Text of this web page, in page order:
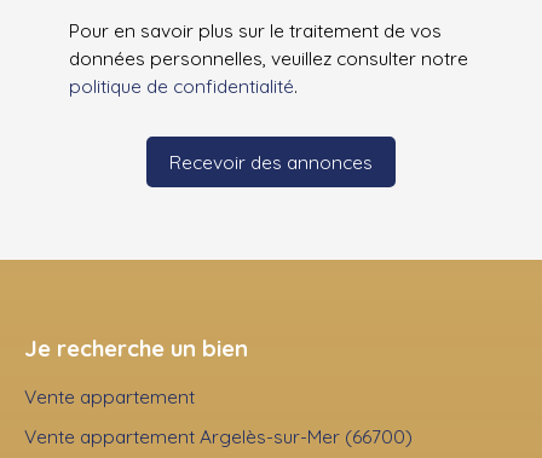
Pour en savoir plus sur le traitement de vos
données personnelles, veuillez consulter notre
politique de confidentialité.
Recevoir des annonces
Je recherche un bien
Vente appartement
Vente appartement Argelès-sur-Mer (66700)